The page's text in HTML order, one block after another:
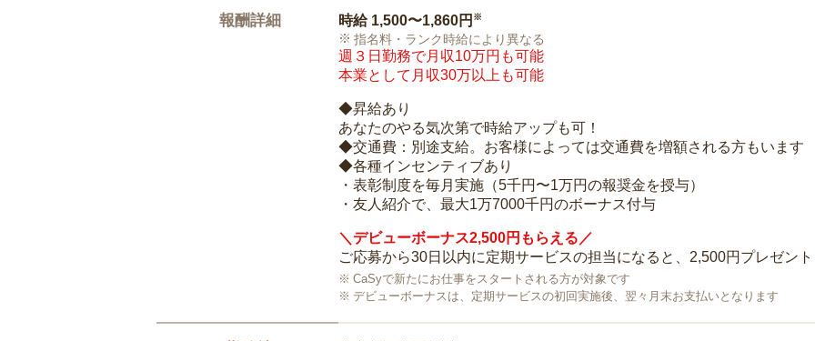
報酬詳細 時給 1,500〜1,860円 ※
指名料・ランク時給により異なる
週３日勤務で月収10万円も可能
本業として月収30万以上も可能
◆昇給あり
あなたのやる気次第で時給アップも可！
◆交通費：別途支給。お客様によっては交通費を増額される方もいます
◆各種インセンティブあり
・表彰制度を毎月実施（5千円〜1万円の報奨金を授与）
・友人紹介で、最大1万7000千円のボーナス付与
＼デビューボーナス2,500円もらえる／
ご応募から30日以内に定期サービスの担当になると、2,500円プレゼント
CaSyで新たにお仕事をスタートされる方が対象です
デビューボーナスは、定期サービスの初回実施後、翌々月末お支払いとなります